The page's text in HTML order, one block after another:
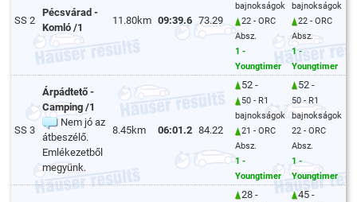
SS 2
Pécsvárad -
Komló /1
11.80km 09:39.6 73.29
bajnokságok
22 - ORC
Absz.
1 -
Youngtimer
bajnokságok
22 - ORC
Absz.
1 -
Youngtimer
SS 3
Árpádtető -
Camping /1
Nem jó az
átbeszélő.
Emlékezetből
megyünk.
8.45km 06:01.2 84.22
52 -
50 - R1
bajnokságok
21 - ORC
Absz.
1 -
Youngtimer
52 -
50 - R1
bajnokságok
22 - ORC
Absz.
1 -
Youngtimer
28 - 45 -